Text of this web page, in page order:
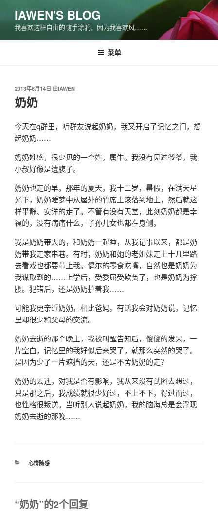
容
IAWEN'S BLOG
我喜欢这样自由的随手涂鸦，因为我喜欢风……
菜单
发
布
于
2013年8月14日 由IAWEN
奶奶
今天在q群里，听群友说起奶奶，我又开启了记忆之门，想
起奶奶……
奶奶姓盛，很少见的一个姓，属牛。我没有见过爷爷，我
小叔好像是遺腹子。
奶奶也走的早。那年的夏天，我十二岁，暑假，在满天星
光下，奶奶睡梦中从屋外的竹席上滚落到地上，然后就这
样平静、安详的走了。不管有没有天堂，此刻奶奶都是幸
福的，没有病痛什么，子孙儿女也都在身侧。
我是奶奶带大的，和奶奶一起睡，从我记事以来，都是奶
奶带我走家串巷。有时，奶奶和她的老姐妹走上十几里路
去看戏也都要带上我。偶尔的零食吃嘴，自然也是奶奶为
我谋取到的……上学后，受委屈受欺负了，也是奶奶为撑
腰。犯错后，还是奶奶护着我……
可能我更亲近奶奶，相比爸妈。有话我会对奶奶说，记忆
里却很少和父母的交流。
奶奶去逝的那个晚上，我被叫醒告知后，傻傻的发呆，一
片空白，记忆里的我好似后来哭了，就那么突然的哭了。
是因为少了一片遮挡的天，还是不舍奶奶的走？
奶奶的去逝，对我是否有影响，我从来没有试图去想过，
只是那之后，我成绩就很少好过，不上不下，得过而过，
也性格很叛逆。当听别人说起奶奶，我的脑海总是会浮现
奶奶去逝的那晚……
分
心情随感
“奶奶”的2个回复